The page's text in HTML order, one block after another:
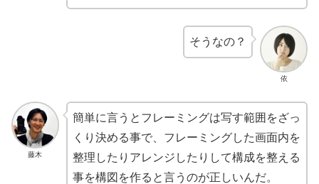
依
そうなの？
藤木
簡単に言うとフレーミングは写す範囲をざっ
くり決める事で、フレーミングした画面内を
整理したりアレンジしたりして構成を整える
事を構図を作ると言うのが正しいんだ。